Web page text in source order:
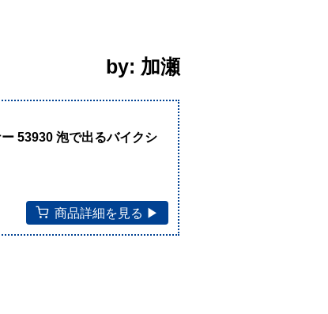
by: 加瀬
53930 泡で出るバイクシ
商品詳細を見る ▶︎